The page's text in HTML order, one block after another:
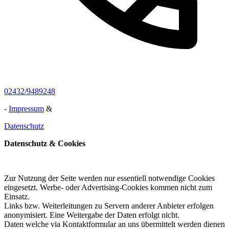
02432/9489248
- Impressum &
Datenschutz
Datenschutz & Cookies
Zur Nutzung der Seite werden nur essentiell notwendige Cookies
eingesetzt. Werbe- oder Advertising-Cookies kommen nicht zum
Einsatz.
Links bzw. Weiterleitungen zu Servern anderer Anbieter erfolgen
anonymisiert. Eine Weitergabe der Daten erfolgt nicht.
Daten welche via Kontaktformular an uns übermittelt werden dienen